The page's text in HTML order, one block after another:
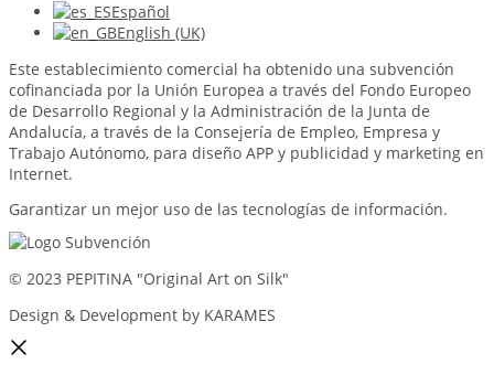
Español
English (UK)
Este establecimiento comercial ha obtenido una subvención
cofinanciada por la Unión Europea a través del Fondo Europeo
de Desarrollo Regional y la Administración de la Junta de
Andalucía, a través de la Consejería de Empleo, Empresa y
Trabajo Autónomo, para diseño APP y publicidad y marketing en
Internet.
Garantizar un mejor uso de las tecnologías de información.
© 2023 PEPITINA "Original Art on Silk"
Design & Development by KARAMES